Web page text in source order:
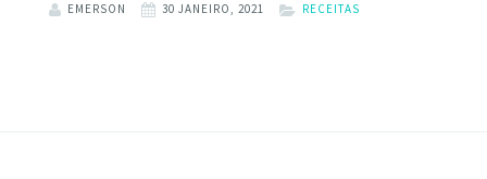
EMERSON 30 JANEIRO, 2021 RECEITAS